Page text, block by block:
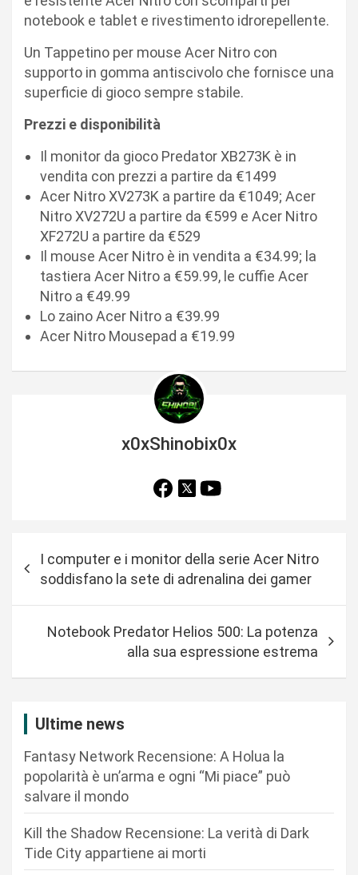
notebook e tablet e rivestimento idrorepellente.
Un Tappetino per mouse Acer Nitro con
supporto in gomma antiscivolo che fornisce una
superficie di gioco sempre stabile.
Prezzi e disponibilità
Il monitor da gioco Predator XB273K è in
vendita con prezzi a partire da €1499
Acer Nitro XV273K a partire da €1049; Acer
Nitro XV272U a partire da €599 e Acer Nitro
XF272U a partire da €529
Il mouse Acer Nitro è in vendita a €34.99; la
tastiera Acer Nitro a €59.99, le cuffie Acer
Nitro a €49.99
Lo zaino Acer Nitro a €39.99
Acer Nitro Mousepad a €19.99
x0xShinobix0x
a
I computer e i monitor della serie Acer Nitro
soddisfano la sete di adrenalina dei gamer
Notebook Predator Helios 500: La potenza
alla sua espressione estrema
Ultime news
Fantasy Network Recensione: A Holua la
popolarità è un’arma e ogni “Mi piace” può
salvare il mondo
Kill the Shadow Recensione: La verità di Dark
Tide City appartiene ai morti